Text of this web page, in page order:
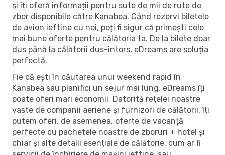
și îți oferă informații pentru sute de mii de rute de
zbor disponibile către Kanabea. Când rezervi biletele
de avion ieftine cu noi, poți fi sigur că primești cele
mai bune oferte pentru călătoria ta. De la bilete doar
dus până la călătorii dus-întors, eDreams are soluția
perfectă.
Fie că ești în căutarea unui weekend rapid în
Kanabea sau planifici un sejur mai lung, eDreams îți
poate oferi mari economii. Datorită rețelei noastre
vaste de companii aeriene și furnizori de călătorii, îți
putem oferi, de asemenea, oferte de vacanță
perfecte cu pachetele noastre de zboruri + hotel și
chiar și alte detalii esențiale de călătorie, cum ar fi